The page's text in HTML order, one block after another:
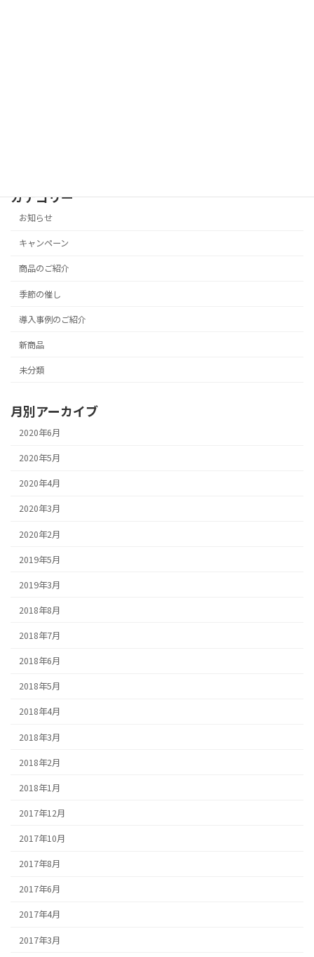
カテゴリー
お知らせ
キャンペーン
商品のご紹介
季節の催し
導入事例のご紹介
新商品
未分類
月別アーカイブ
2020年6月
2020年5月
2020年4月
2020年3月
2020年2月
2019年5月
2019年3月
2018年8月
2018年7月
2018年6月
2018年5月
2018年4月
2018年3月
2018年2月
2018年1月
2017年12月
2017年10月
2017年8月
2017年6月
2017年4月
2017年3月